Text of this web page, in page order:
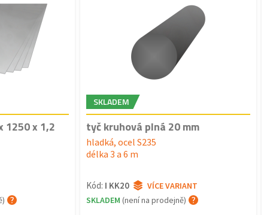
1250 x 1,2
SKLADEM
tyč kruhová plná 20 mm
hladká, ocel S235
délka 3 a 6 m
Kód: I KK20
VÍCE VARIANT
SKLADEM (není na prodejně)